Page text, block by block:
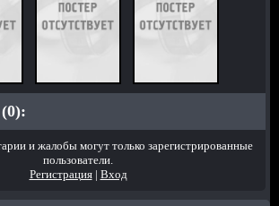
и жалобы могут только зарегистрированные
пользователи.
Регистрация| Вход